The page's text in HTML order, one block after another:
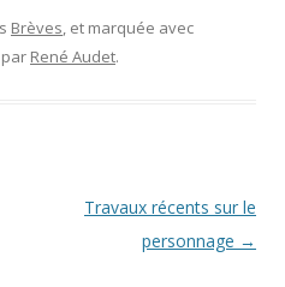
Brèves, et marquée avec
par René Audet.
Travaux récents sur le
personnage →